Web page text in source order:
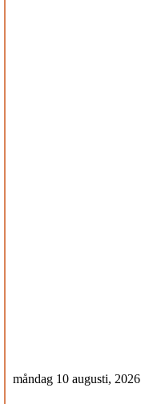
måndag 10 augusti, 2026